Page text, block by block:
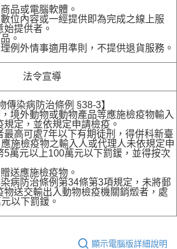
品或電腦軟體。
位內容或一經提供即為完成之線上服
提供者。
。
例外情事適用準則，不提供退貨服務。
法令宣導
傳染病防治條例 §38-3】
境外動物或動物產品等應施檢疫物輸入
定，並依規定申請檢疫。
最高可處7年以下有期徒刑，得併科新臺
施檢疫物之輸入人或代理人未依規定申
5萬元以上100萬元以下罰鍰，並得按次
送應施檢疫物。
病防治條例第34條第3項規定，未將郵
物送交輸出入動物檢疫機關銷燬者，處
以下罰鍰。
顯示電腦版詳細說明